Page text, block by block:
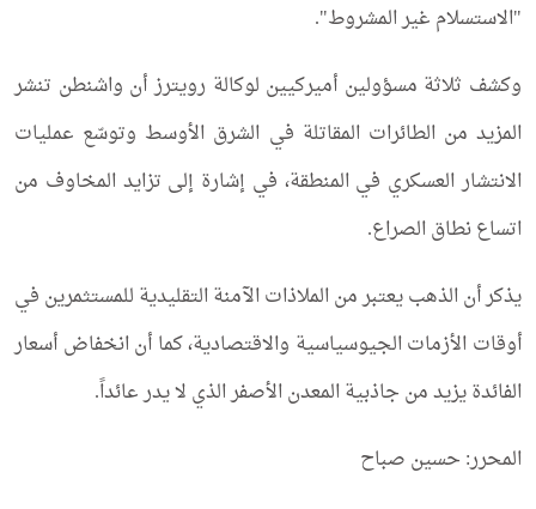
"الاستسلام غير المشروط".
وكشف ثلاثة مسؤولين أميركيين لوكالة رويترز أن واشنطن تنشر
المزيد من الطائرات المقاتلة في الشرق الأوسط وتوسّع عمليات
الانتشار العسكري في المنطقة، في إشارة إلى تزايد المخاوف من
اتساع نطاق الصراع.
يذكر أن الذهب يعتبر من الملاذات الآمنة التقليدية للمستثمرين في
أوقات الأزمات الجيوسياسية والاقتصادية، كما أن انخفاض أسعار
الفائدة يزيد من جاذبية المعدن الأصفر الذي لا يدر عائداً.
المحرر: حسين صباح